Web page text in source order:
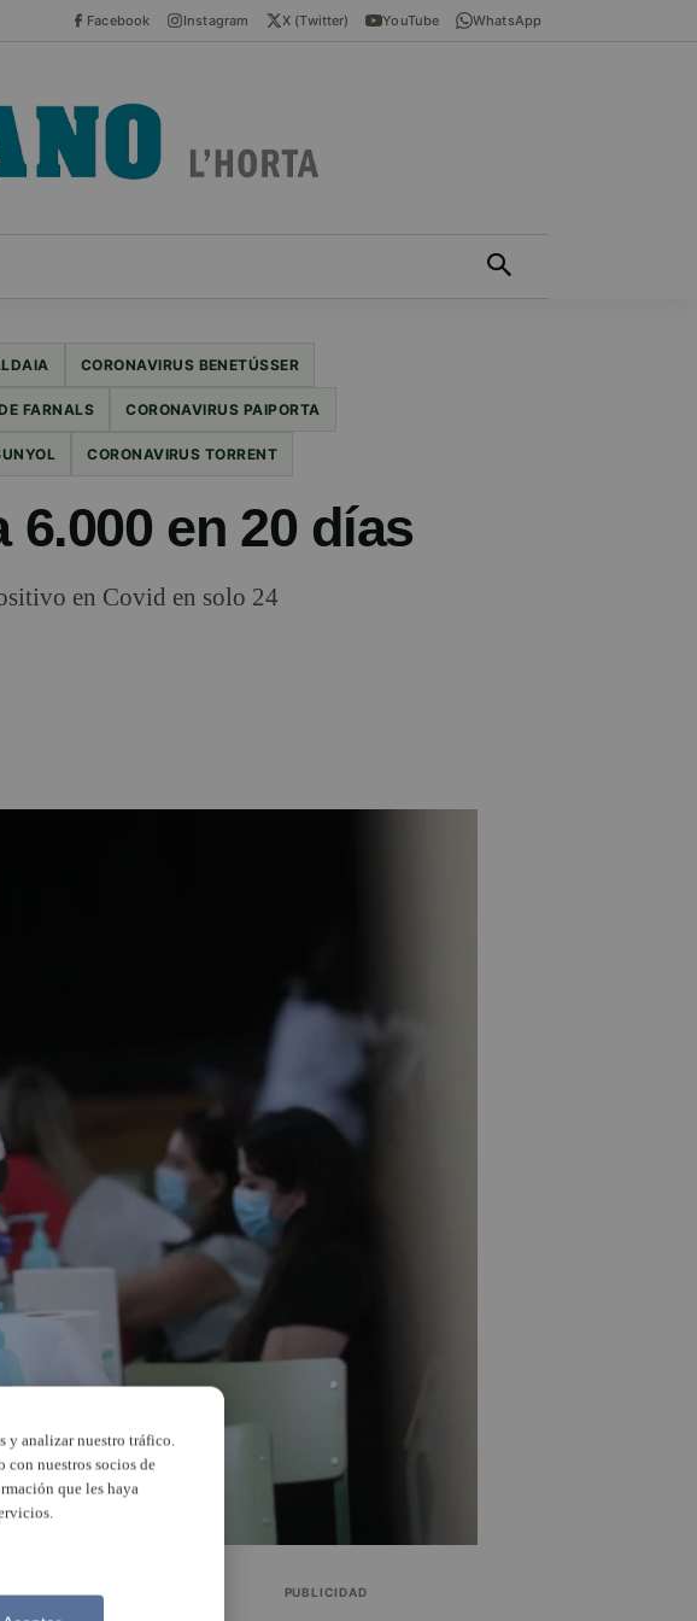
Facebook Instagram X (Twitter) YouTube WhatsApp
CORONAVIRUS BENETÚSSER
FARNALS CORONAVIRUS PAIPORTA
CORONAVIRUS TORRENT
en 20 días
en Covid en solo 24
en
PUBLICIDAD
y analizar nuestro tráfico.
con nuestros socios de
que les haya